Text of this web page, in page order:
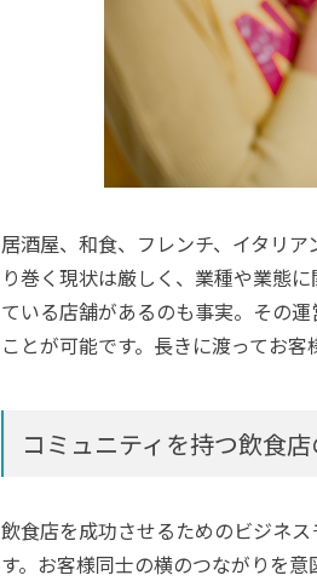
居酒屋、和食、フレンチ、イタリ
り巻く現状は厳しく、業種や業態
ている店舗があるのも事実。その
ことが可能です。長きに渡ってお
コミュニティを持つ飲食
飲食店を成功させるためのビジネ
す。お客様同士の横のつながりを